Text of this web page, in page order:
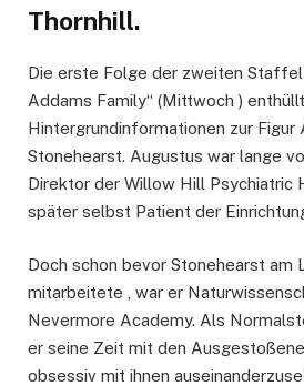
Thornhill.
Die erste Folge der zweiten Staffel
Addams Family“ (Mittwoch )
Hintergrundinformationen zur Figur
Stonehearst. Augustus war lange
Direktor der Willow Hill Psychiatric
später selbst Patient der
Doch schon bevor Stonehearst am
mitarbeitete , war er
Nevermore Academy. Als
er seine Zeit mit den
obsessiv mit ihnen